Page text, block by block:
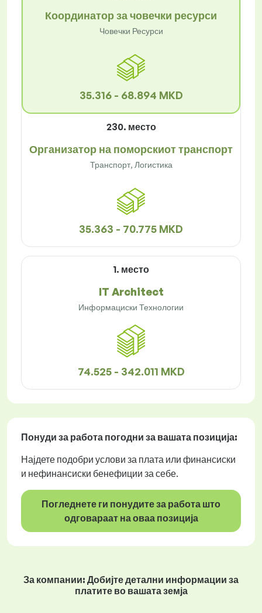
Координатор за човечки ресурси
Човечки Ресурси
35.316 - 68.894 MKD
230. место
Организатор на поморскиот транспорт
Транспорт, Логистика
35.363 - 70.775 MKD
1. место
IT Architect
Информациски Технологии
74.525 - 342.011 MKD
Понуди за работа погодни за вашата позиција:
Најдете подобри услови за плата или финансиски
и нефинансиски бенефиции за себе.
Погледнете ги понудите за работа што
одговараат на оваа позиција
За компании: Добијте детални информации за
платите во вашата земја